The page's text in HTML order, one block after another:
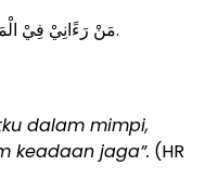
مَنْ رَءََانِيْ فِيْ الْمَنَامِ فَسَيَرَانِيْ فِيْ الْيَقَظَةِ (مُتَّفَقٌ عَلَيْهِ).
dalam mimpi,
keadaan jaga”. (HR